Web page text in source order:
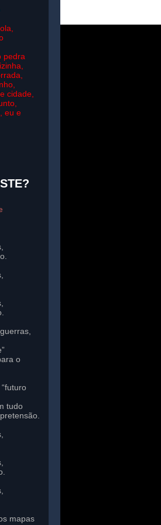
pedra
cidade,
eu e
o
tudo
mapas